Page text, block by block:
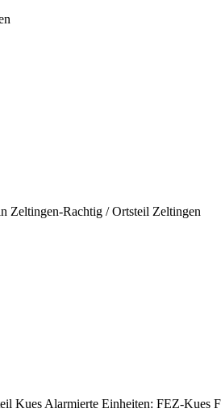
Rachtig / Ortsteil Zeltingen
Kues Alarmierte Einheiten: FEZ-Kues